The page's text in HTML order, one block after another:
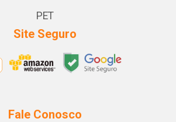
PET
Site Seguro
Fale Conosco